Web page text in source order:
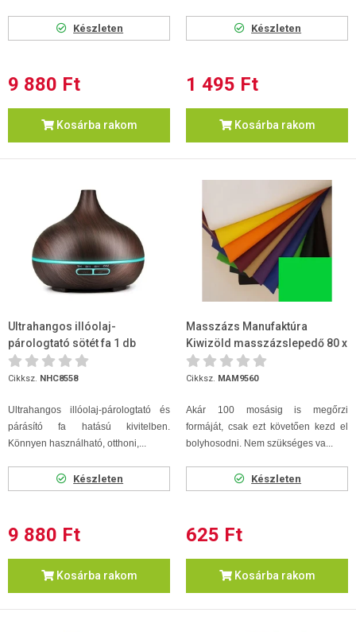
Készleten
9 880 Ft
Kosárba rakom
Készleten
1 495 Ft
Kosárba rakom
Ultrahangos illóolaj-
párologtató sötét fa 1 db
Cikksz. NHC8558
Ultrahangos illóolaj-párologtató és
párásító fa hatású kivitelben.
Könnyen használható, otthoni,...
Készleten
9 880 Ft
Kosárba rakom
Masszázs Manufaktúra
Kiwizöld masszázslepedő 80 x
200
Cikksz. MAM9560
Akár 100 mosásig is megőrzi
formáját, csak ezt követően kezd el
bolyhosodni. Nem szükséges va...
Készleten
625 Ft
Kosárba rakom